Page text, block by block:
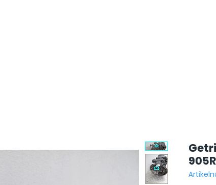
905R